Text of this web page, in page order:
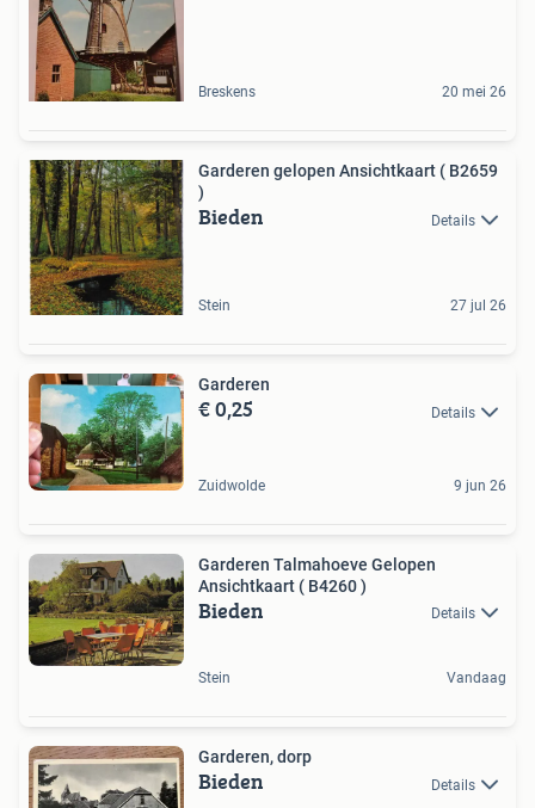
Breskens 20 mei 26
Garderen gelopen Ansichtkaart ( B2659
)
Bieden Details
Stein 27 jul 26
Garderen
€ 0,25 Details
Zuidwolde 9 jun 26
Garderen Talmahoeve Gelopen
Ansichtkaart ( B4260 )
Bieden Details
Stein Vandaag
Garderen, dorp
Bieden Details